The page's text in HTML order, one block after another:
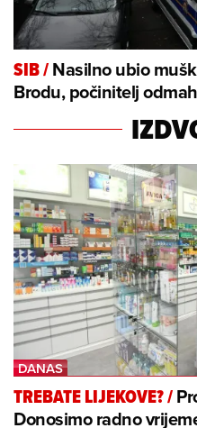
SIB/Nasilno ubio
Brodu, počinitelj
TREBATE LIJEKOVE?/
Donosimo radno